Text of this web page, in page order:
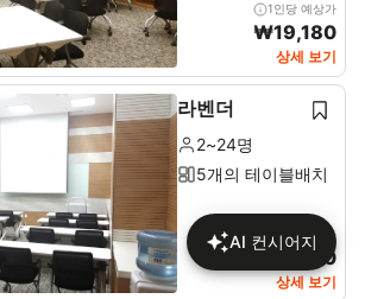
1인당 예상가
₩19,180
상세 보기
라벤더
2~24명
5개의 테이블배치
1인당 예상가
₩ 24,610
상세 보기
AI 컨시어지